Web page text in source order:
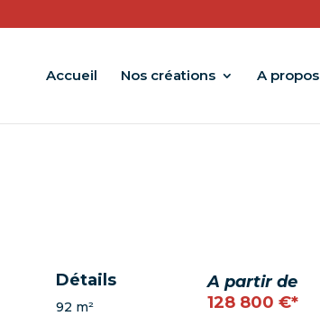
Accueil Nos créations A propos
Détails
92 m²
A partir de
128 800 €*